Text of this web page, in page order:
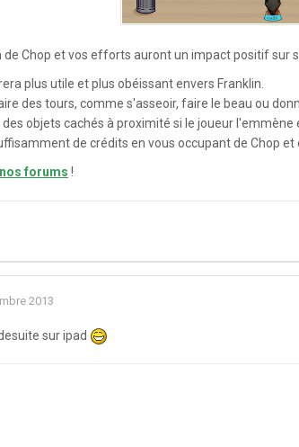
de Chop et vos efforts auront un impact positif sur
plus utile et plus obéissant envers Franklin.
des tours, comme s'asseoir, faire le beau ou
des objets cachés à proximité si le joueur l'emmène
de crédits en vous occupant de Chop
nos forums !
2013
sur ipad